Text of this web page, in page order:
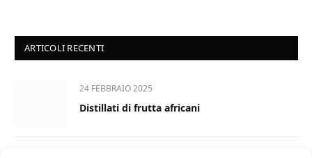
ARTICOLI RECENTI
24 FEBBRAIO 2025
Distillati di frutta africani